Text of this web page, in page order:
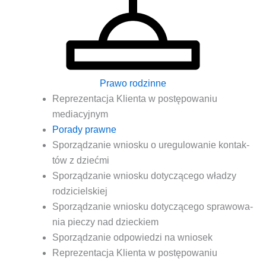
Prawo rodzinne
Repre­zen­ta­cja Klien­ta w postę­po­wa­niu
mediacyjnym
Pora­dy prawne
Spo­rzą­dza­nie wnio­sku o ure­gu­lo­wa­nie kon­tak­
tów z dziećmi
Spo­rzą­dza­nie wnio­sku doty­czą­ce­go wła­dzy
rodzicielskiej
Spo­rzą­dza­nie wnio­sku doty­czą­ce­go spra­wo­wa­
nia pie­czy nad dzieckiem
Spo­rzą­dza­nie odpo­wie­dzi na wniosek
Repre­zen­ta­cja Klien­ta w postę­po­wa­niu